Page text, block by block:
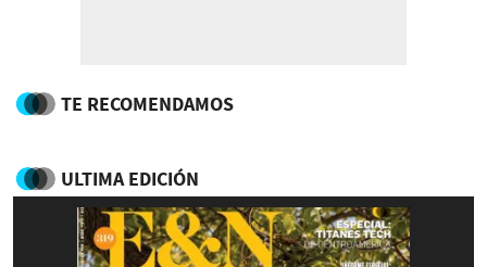
TE RECOMENDAMOS
ULTIMA EDICIÓN